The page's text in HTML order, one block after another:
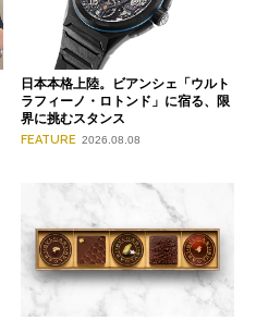
日本本格上陸。ビアンシェ「ウルト
ラフィーノ・ロトンド」に宿る、限
界に挑むスタンス
FEATURE 2026.08.08